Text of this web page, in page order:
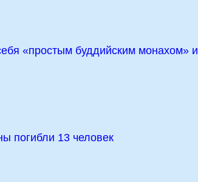
«простым буддийским монахом» и
погибли 13 человек